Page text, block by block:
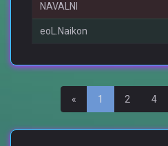
NAVALNI
eoL.Naikon
« Назад
1 2 4